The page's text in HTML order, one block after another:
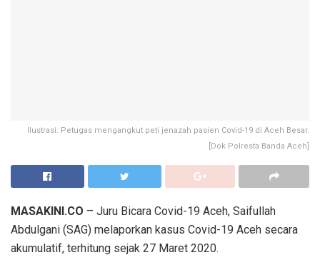
Ilustrasi: Petugas mengangkut peti jenazah pasien Covid-19 di Aceh Besar.
[Dok Polresta Banda Aceh]
MASAKINI.CO – Juru Bicara Covid-19 Aceh, Saifullah
Abdulgani (SAG) melaporkan kasus Covid-19 Aceh secara
akumulatif, terhitung sejak 27 Maret 2020.